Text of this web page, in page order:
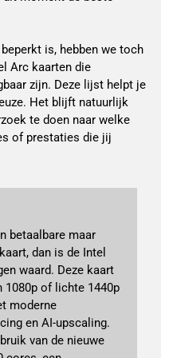
is, hebben we toch
Arc kaarten die
zijn. Deze lijst helpt je
Het blijft natuurlijk
te doen naar welke
of prestaties die jij
betaalbare maar
dan is de Intel
waard. Deze kaart
1080p of lichte 1440p
moderne
en AI-upscaling.
van de nieuwe